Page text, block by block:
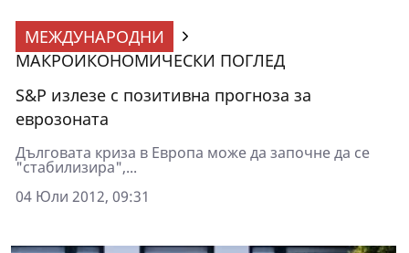
МЕЖДУНАРОДНИ
МАКРОИКОНОМИЧЕСКИ ПОГЛЕД
S&P излезе с позитивна прогноза за
еврозоната
Дълговата криза в Европа може да започне да се
"стабилизира",...
04 Юли 2012, 09:31